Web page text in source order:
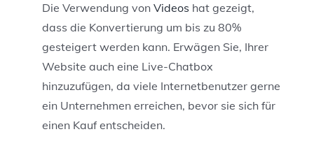
Die Verwendung von Videos hat gezeigt,
dass die Konvertierung um bis zu 80%
gesteigert werden kann. Erwägen Sie, Ihrer
Website auch eine Live-Chatbox
hinzuzufügen, da viele Internetbenutzer gerne
ein Unternehmen erreichen, bevor sie sich für
einen Kauf entscheiden.